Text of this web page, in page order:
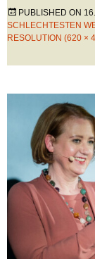
PUBLISHED ON
SCHLECHTESTEN
RESOLUTION (620 ×